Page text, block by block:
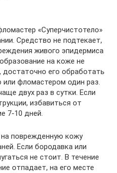
«Суперчистотело»
Средство не подтекает,
живого эпидермиса
на коже не
его обработать
фломастером один раз.
двух раз в сутки. Если
избавиться от
7-10 дней.
поврежденную кожу
Если бородавка или
не стоит. В течение
отпадает, на его месте